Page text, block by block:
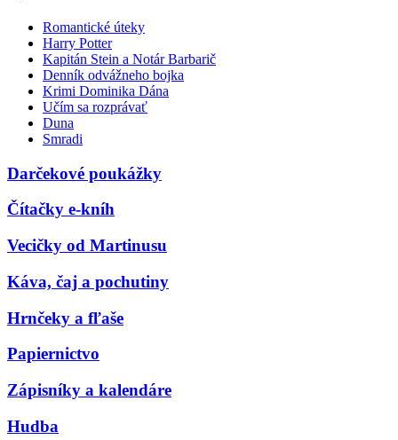
Romantické úteky
Harry Potter
Kapitán Stein a Notár Barbarič
Denník odvážneho bojka
Krimi Dominika Dána
Učím sa rozprávať
Duna
Smradi
Darčekové poukážky
Čítačky e-kníh
Vecičky od Martinusu
Káva, čaj a pochutiny
Hrnčeky a fľaše
Papiernictvo
Zápisníky a kalendáre
Hudba